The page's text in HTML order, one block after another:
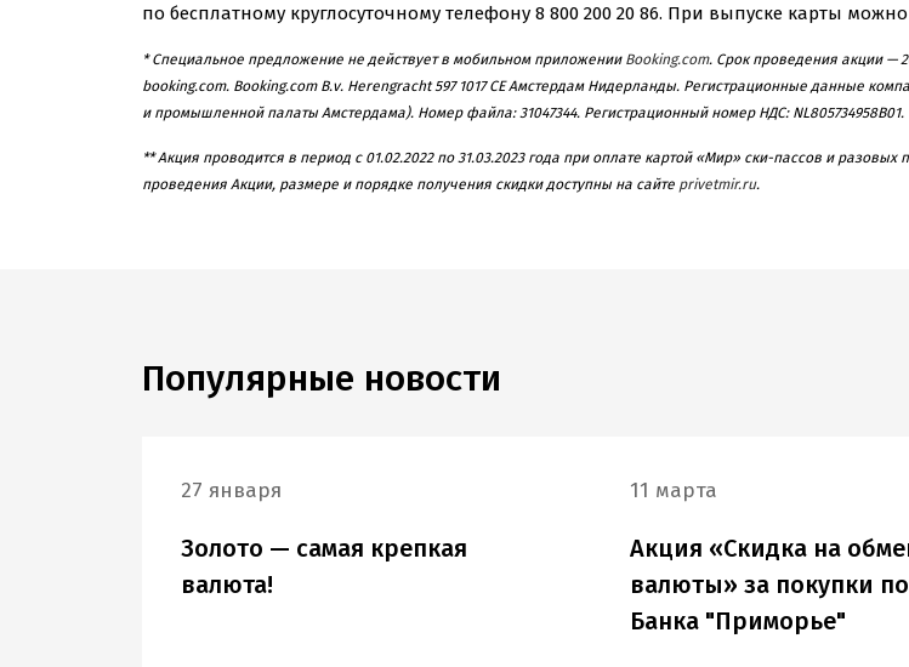
по бесплатному круглосуточному телефону 8 800 200 20 86. При выпуске карты
* Специальное предложение не действует в мобильном приложении Booking.com. Срок проведения акции —
booking.com. Booking.com B.v. Herengracht597 1017 CE Амстердам Нидерланды. Регистрационные данные
и промышленной палаты Амстердама). Номер файла: 31047344. Регистрационный номер НДС: NL805734958B01.
** Акция проводится в период с 01.02.2022по 31.03.2023года при оплате картой «Мир» ски-пассов и разовых
проведения Акции, размере и порядке получения скидки доступны на сайте privetmir.ru.
Популярные новости
27 января
Золото — самая крепкая
валюта!
11 марта
Акция «Скидка на
валюты» за покупки
Банка "Приморье"